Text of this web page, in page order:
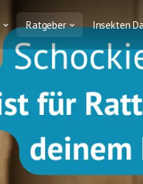
Ratgeber Insekten